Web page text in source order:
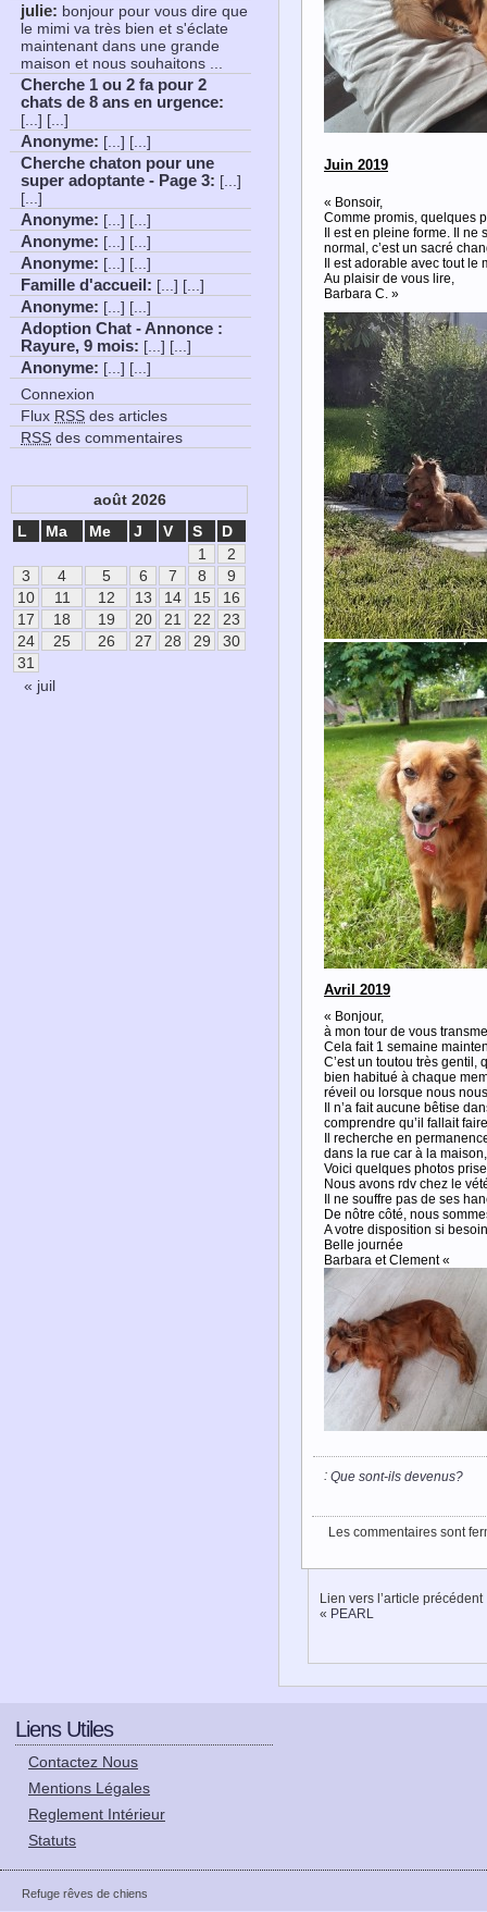
Juin 2019
« Bonsoir,
Comme promis, quelques
Il est en pleine forme. Il
normal, c’est un sacré
Il est adorable avec tout
Au plaisir de vous lire,
Barbara C. »
Avril 2019
« Bonjour,
à mon tour de vous
Cela fait 1 semaine
C’est un toutou très gentil,
bien habitué à chaque
réveil ou lorsque nous
Il n’a fait aucune bêtise
comprendre qu’il fallait
Il recherche en
dans la rue car à la
Voici quelques photos
Nous avons rdv chez le
Il ne souffre pas de ses
De nôtre côté, nous
A votre disposition si
Belle journée
Barbara et Clement «
: Que sont-ils devenus?
Les commentaires sont
Lien vers l’article précédent
« PEARL
julie: bonjour pour vous dire que
le mimi va très bien et s'éclate
maintenant dans une grande
maison et nous souhaitons ...
Cherche 1 ou 2 fa pour 2
chats de 8 ans en urgence:
[...] [...]
Anonyme: [...] [...]
Cherche chaton pour une
super adoptante - Page 3: [...]
[...]
Anonyme: [...] [...]
Anonyme: [...] [...]
Anonyme: [...] [...]
Famille d'accueil : [...] [...]
Anonyme: [...] [...]
Adoption Chat - Annonce :
Rayure, 9 mois: [...] [...]
Anonyme: [...] [...]
Connexion
Flux RSS des articles
RSS des commentaires
août 2026
L
Ma Me J V S D
« juil
1
2
3
4 5 6 7 8
9
10
11 12 13 14 15
16
17
18 19 20 21 22
23
24
25 26 27 28 29
30
31
Liens Utiles
Contactez Nous
Mentions Légales
Reglement Intérieur
Statuts
Refuge rêves de chiens